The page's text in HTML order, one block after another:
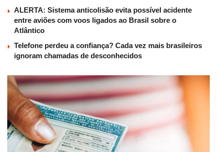
ALERTA: Sistema anticolisão evita possível acidente
entre aviões com voos ligados ao Brasil sobre o
Atlântico
Telefone perdeu a confiança? Cada vez mais brasileiros
ignoram chamadas de desconhecidos